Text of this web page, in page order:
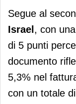
Segue al
Israel, con
di 5 punti
documento
5,3% nel
con un totale